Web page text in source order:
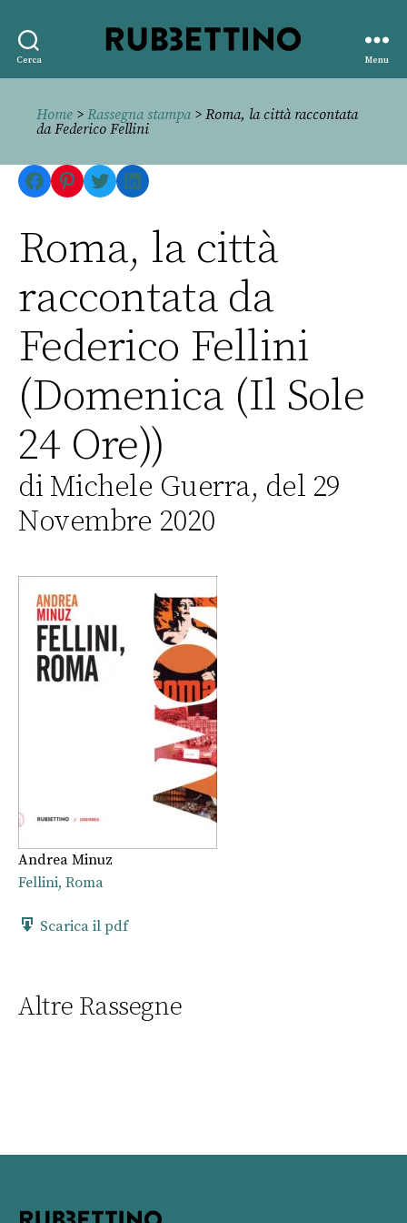
Cerca
editore
Menu
Home > Rassegna stampa> Roma, la città raccontata
da Federico Fellini
Facebook
Pinterest
TwitterLinkedIn
Roma, la città
raccontata da
Federico Fellini
(Domenica (Il Sole
24 Ore))
di Michele Guerra, del 29
Novembre 2020
Andrea Minuz
Fellini, Roma
Scarica il pdf
Altre Rassegne